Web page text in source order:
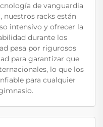
de vanguardia
nuestros racks están
intensivo y ofrecer la
durante los
pasa por rigurosos
para garantizar que
lo que los
para cualquier